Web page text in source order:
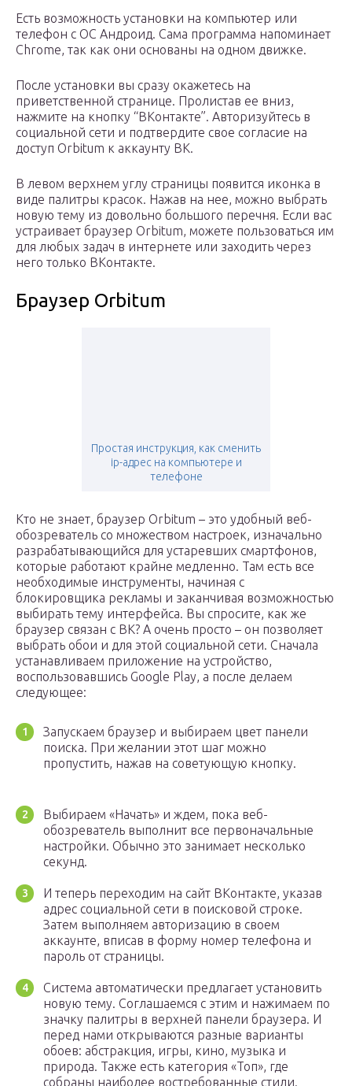
Есть возможность установки на компьютер или
телефон с ОС Андроид. Сама программа напоминает
Chrome, так как они основаны на одном движке.
После установки вы сразу окажетесь на
приветственной странице. Пролистав ее вниз,
нажмите на кнопку “ВКонтакте”. Авторизуйтесь в
социальной сети и подтвердите свое согласие на
доступ Orbitum к аккаунту ВК.
В левом верхнем углу страницы появится иконка в
виде палитры красок. Нажав на нее, можно выбрать
новую тему из довольно большого перечня. Если вас
устраивает браузер Orbitum, можете пользоваться им
для любых задач в интернете или заходить через
него только ВКонтакте.
Браузер Orbitum
Простая инструкция, как сменить
ip-адрес на компьютере и
телефоне
Кто не знает, браузер Orbitum – это удобный веб-
обозреватель со множеством настроек, изначально
разрабатывающийся для устаревших смартфонов,
которые работают крайне медленно. Там есть все
необходимые инструменты, начиная с
блокировщика рекламы и заканчивая возможностью
выбирать тему интерфейса. Вы спросите, как же
браузер связан с ВК? А очень просто – он позволяет
выбрать обои и для этой социальной сети. Сначала
устанавливаем приложение на устройство,
воспользовавшись Google Play, а после делаем
следующее:
Запускаем браузер и выбираем цвет панели
поиска. При желании этот шаг можно
пропустить, нажав на советующую кнопку.
Выбираем «Начать» и ждем, пока веб-
обозреватель выполнит все первоначальные
настройки. Обычно это занимает несколько
секунд.
И теперь переходим на сайт ВКонтакте, указав
адрес социальной сети в поисковой строке.
Затем выполняем авторизацию в своем
аккаунте, вписав в форму номер телефона и
пароль от страницы.
Система автоматически предлагает установить
новую тему. Соглашаемся с этим и нажимаем по
значку палитры в верхней панели браузера. И
перед нами открываются разные варианты
обоев: абстракция, игры, кино, музыка и
природа. Также есть категория «Топ», где
собраны наиболее востребованные стили.